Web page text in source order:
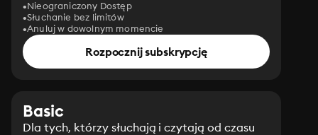
Nieograniczony Dostęp
Słuchanie bez limitów
Anuluj w dowolnym momencie
Rozpocznij subskrypcję
Basic
Dla tych, którzy słuchają i czytają od czasu